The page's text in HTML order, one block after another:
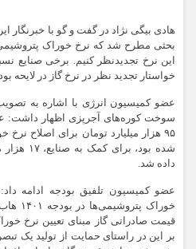
هادی بیگی نژاد در گفت و گو با خبرنگار
بحثی مطرح شد که نرخ خوراک پتروشیمی
این نرخ تجدیدنظر کنیم. برخی صنایع
خواستار تجدید نظر در نرخ گاز در لایحه بودجه ۱۴۰۱
عضو کمیسیون انرژی با اشاره به
سوخت کوره‌های آجرپزی اظهار داشت:
۹۵ هزار میلیارد تومان برای اصلاح
شده بود،
داده شد.
عضو کمیسیون تلفیق بودجه ادامه
خوراک
قیمت صادراتی گاز مبنای تعیین نرخ
بر این در راستای حمایت از تولید یک